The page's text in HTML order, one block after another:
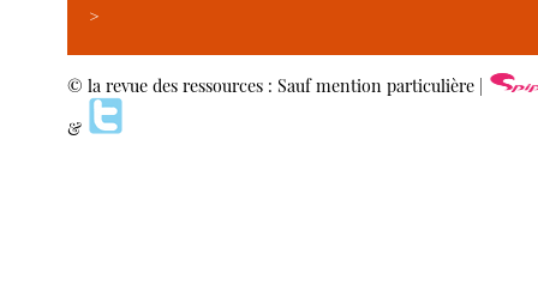
>
© la revue des ressources : Sauf mention particulière |
&